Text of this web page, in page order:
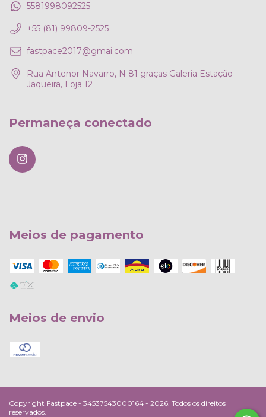
5581998092525
+55 (81) 99809-2525
fastpace2017@gmai.com
Rua Antenor Navarro, N 81 graças Galeria Estação
Jaqueira, Loja 12
Permaneça conectado
Meios de pagamento
Meios de envio
Copyright Fastpace - 34537543000164 - 2026. Todos os direitos
reservados.